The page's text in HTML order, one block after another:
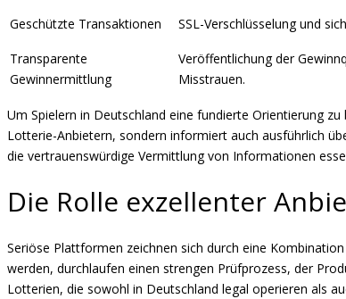
Geschützte Transaktionen SSL-Verschlüsselung und
Transparente
Gewinnermittlung
Veröffentlichung der
Misstrauen.
Um Spielern in Deutschland eine fundierte Orientierung
Lotterie-Anbietern, sondern informiert auch ausführlich
die vertrauenswürdige Vermittlung von Informationen
Die Rolle exzellenter
Seriöse Plattformen zeichnen sich durch eine
werden, durchlaufen einen strengen Prüfprozess, der
Lotterien, die sowohl in Deutschland legal operieren als